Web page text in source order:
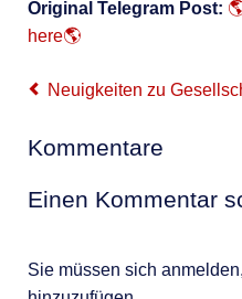
Original Telegram Post:
here🌎
Neuigkeiten zu
Kommentare
Einen Kommentar
Sie müssen sich